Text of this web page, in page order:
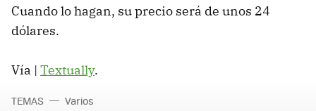
Cuando lo hagan, su precio será de unos 24
dólares.
Vía | Textually.
TEMAS Varios